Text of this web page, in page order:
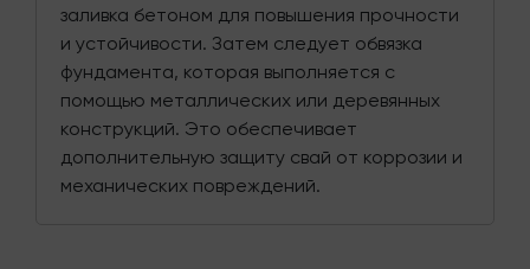
заливка бетоном для повышения прочности
и устойчивости. Затем следует обвязка
фундамента, которая выполняется с
помощью металлических или деревянных
конструкций. Это обеспечивает
дополнительную защиту свай от коррозии и
механических повреждений.